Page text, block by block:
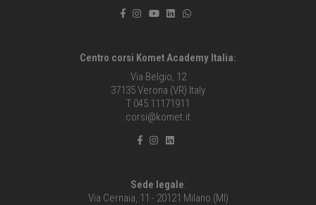
Centro corsi Komet Academy Italia:
Via Belgio, 12
37135 Verona (VR) Italy
T 045 11171911
corsi@komet.it
Sede legale:
Via Cernaia, 11 - 20121 Milano (MI)